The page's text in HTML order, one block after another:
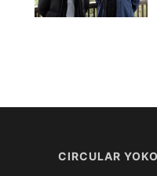
CIRCULAR